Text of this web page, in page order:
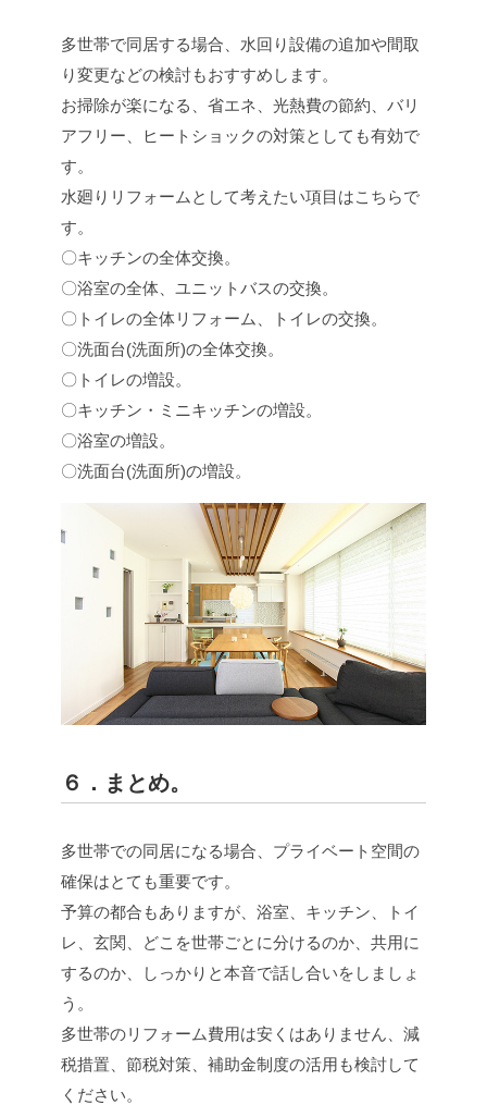
多世帯で同居する場合、水回り設備の追加や間取
り変更などの検討もおすすめします。
お掃除が楽になる、省エネ、光熱費の節約、バリ
アフリー、ヒートショックの対策としても有効で
す。
水廻りリフォームとして考えたい項目はこちらで
す。
〇キッチンの全体交換。
〇浴室の全体、ユニットバスの交換。
〇トイレの全体リフォーム、トイレの交換。
〇洗面台(洗面所)の全体交換。
〇トイレの増設。
〇キッチン・ミニキッチンの増設。
〇浴室の増設。
〇洗面台(洗面所)の増設。
６．まとめ。
多世帯での同居になる場合、プライベート空間の
確保はとても重要です。
予算の都合もありますが、浴室、キッチン、トイ
レ、玄関、どこを世帯ごとに分けるのか、共用に
するのか、しっかりと本音で話し合いをしましょ
う。
多世帯のリフォーム費用は安くはありません、減
税措置、節税対策、補助金制度の活用も検討して
ください。